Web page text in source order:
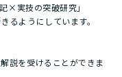
×実技の突破研究」
るようにしています。
説を受けることができま